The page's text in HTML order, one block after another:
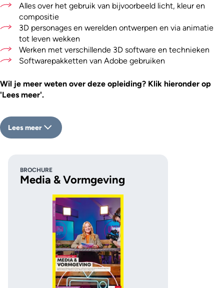
Alles over het gebruik van bijvoorbeeld licht, kleur en
compositie
3D personages en werelden ontwerpen en via animatie
tot leven wekken
Werken met verschillende 3D software en technieken
Softwarepakketten van Adobe gebruiken
Wil je meer weten over deze opleiding? Klik hieronder op
'Lees meer'.
Lees meer
BROCHURE
Media & Vormgeving